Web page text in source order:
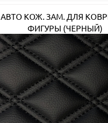
АВТО КОЖ. ЗАМ. ДЛЯ
ФИГУРЫ (ЧЕРНЫЙ)